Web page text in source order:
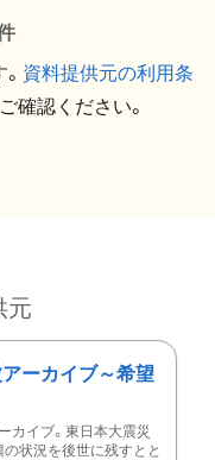
資料提供元の利用条
確認ください。
元
ーカイブ～希望
カイブ。東日本大震災
の状況を後世に残すとと